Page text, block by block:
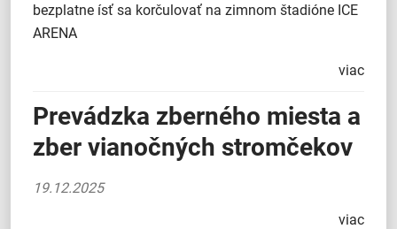
bezplatne ísť sa korčulovať na zimnom štadióne ICE
ARENA
viac
Prevádzka zberného miesta a
zber vianočných stromčekov
19.12.2025
viac